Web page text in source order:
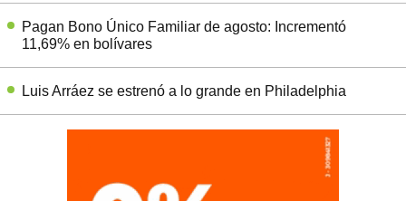
Pagan Bono Único Familiar de agosto: Incrementó
11,69% en bolívares
Luis Arráez se estrenó a lo grande en Philadelphia